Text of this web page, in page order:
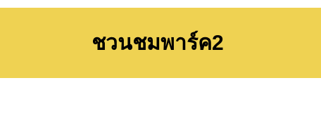
ชวนชมพาร์ค2